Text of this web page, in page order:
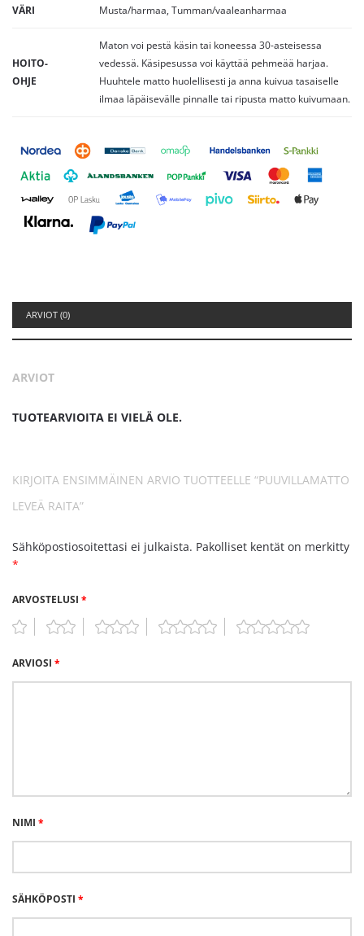
VÄRI Musta/harmaa, Tumman/vaaleanharmaa
HOITO-
OHJE
Maton voi pestä käsin tai koneessa 30-asteisessa
vedessä. Käsipesussa voi käyttää pehmeää harjaa.
Huuhtele matto huolellisesti ja anna kuivua tasaiselle
ilmaa läpäisevälle pinnalle tai ripusta matto kuivumaan.
ARVIOT (0)
ARVIOT
TUOTEARVIOITA EI VIELÄ OLE.
KIRJOITA ENSIMMÄINEN ARVIO TUOTTEELLE “PUUVILLAMATTO
LEVEÄ RAITA”
Sähköpostiosoitettasi ei julkaista. Pakolliset kentät on merkitty
*
ARVOSTELUSI *
ARVIOSI *
NIMI *
SÄHKÖPOSTI *